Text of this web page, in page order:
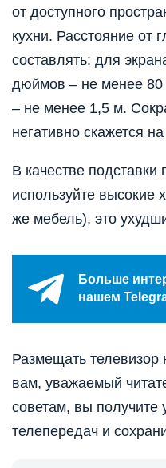
от доступного
кухни. Расстояние от
составлять: для
дюймов – не менее
– не менее 1,5 м.
негативно скажется
В качестве подставки
используйте высокие
же мебель), это
Больше
нашем
Размещать телевизор
вам, уважаемый
советам, вы
телепередач и